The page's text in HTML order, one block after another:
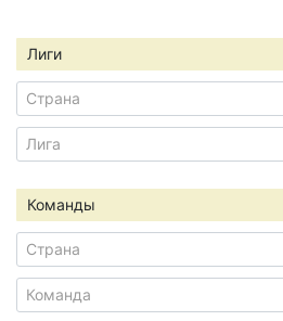
Лиги
Страна
Лига
Команды
Страна
Команда